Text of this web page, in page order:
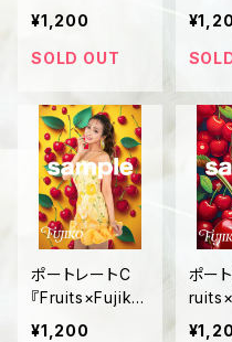
¥1,200
SOLD OUT
ポートレートC
『Fruits×Fujik
o』
¥1,200
ポー